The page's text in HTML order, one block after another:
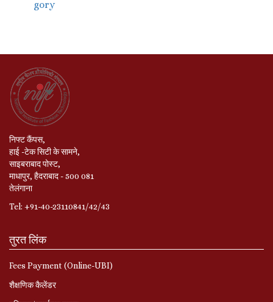
gory
निफ्ट कैंपस,
हाई -टेक सिटी के सामने,
साइबराबाद पोस्ट,
माधापुर, हैदराबाद - 500 081
तेलंगाना
Tel: +91-40-23110841/42/43
तुरत लिंक
Fees Payment (Online-UBI)
शैक्षणिक कैलेंडर